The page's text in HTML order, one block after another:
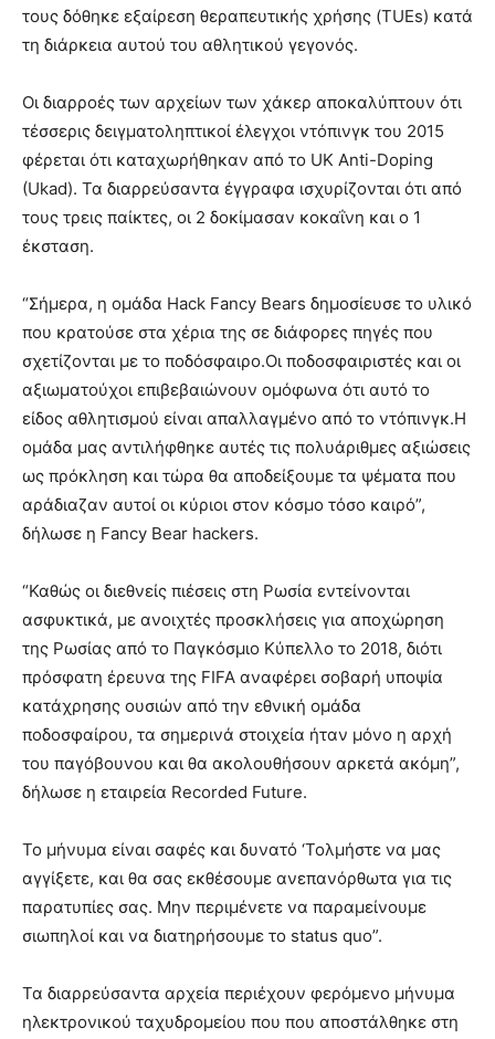
τους δόθηκε εξαίρεση θεραπευτικής χρήσης (TUEs) κατά
τη διάρκεια αυτού του αθλητικού γεγονός.
Οι διαρροές των αρχείων των χάκερ αποκαλύπτουν ότι
τέσσερις δειγματοληπτικοί έλεγχοι ντόπινγκ του 2015
φέρεται ότι καταχωρήθηκαν από το UK Anti-Doping
(Ukad). Τα διαρρεύσαντα έγγραφα ισχυρίζονται ότι από
τους τρεις παίκτες, οι 2 δοκίμασαν κοκαΐνη και ο 1
έκσταση.
“Σήμερα, η ομάδα Hack Fancy Bears δημοσίευσε το υλικό
που κρατούσε στα χέρια της σε διάφορες πηγές που
σχετίζονται με το ποδόσφαιρο.Οι ποδοσφαιριστές και οι
αξιωματούχοι επιβεβαιώνουν ομόφωνα ότι αυτό το
είδος αθλητισμού είναι απαλλαγμένο από το ντόπινγκ.Η
ομάδα μας αντιλήφθηκε αυτές τις πολυάριθμες αξιώσεις
ως πρόκληση και τώρα θα αποδείξουμε τα ψέματα που
αράδιαζαν αυτοί οι κύριοι στον κόσμο τόσο καιρό”,
δήλωσε η Fancy Bear hackers.
“Καθώς οι διεθνείς πιέσεις στη Ρωσία εντείνονται
ασφυκτικά, με ανοιχτές προσκλήσεις για αποχώρηση
της Ρωσίας από το Παγκόσμιο Κύπελλο το 2018, διότι
πρόσφατη έρευνα της FIFA αναφέρει σοβαρή υποψία
κατάχρησης ουσιών από την εθνική ομάδα
ποδοσφαίρου, τα σημερινά στοιχεία ήταν μόνο η αρχή
του παγόβουνου και θα ακολουθήσουν αρκετά ακόμη”,
δήλωσε η εταιρεία Recorded Future.
Το μήνυμα είναι σαφές και δυνατό ‘Τολμήστε να μας
αγγίξετε, και θα σας εκθέσουμε ανεπανόρθωτα για τις
παρατυπίες σας. Μην περιμένετε να παραμείνουμε
σιωπηλοί και να διατηρήσουμε το status quo”.
Τα διαρρεύσαντα αρχεία περιέχουν φερόμενο μήνυμα
ηλεκτρονικού ταχυδρομείου που που αποστάλθηκε στη